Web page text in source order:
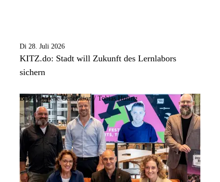
Di 28. Juli 2026
KITZ.do: Stadt will Zukunft des Lernlabors
sichern
Bild: Goldene Generation / Tobias Hüsing